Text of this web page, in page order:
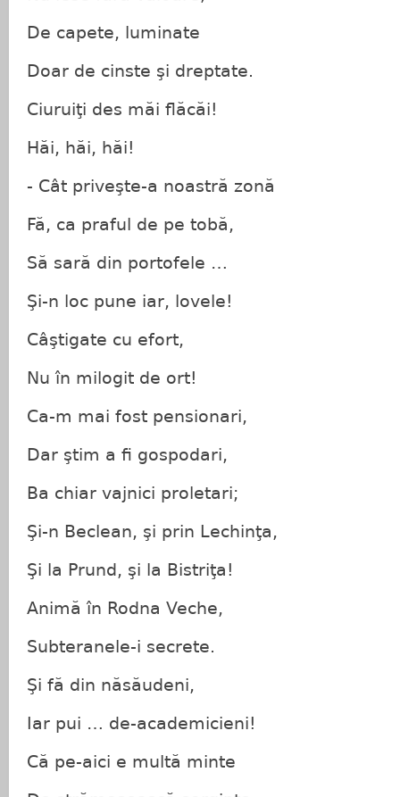
De capete, luminate
Doar de cinste şi dreptate.
Ciuruiţi des măi flăcăi!
Hăi, hăi, hăi!
- Cât priveşte-a noastră zonă
Fă, ca praful de pe tobă,
Să sară din portofele …
Şi-n loc pune iar, lovele!
Câştigate cu efort,
Nu în milogit de ort!
Ca-m mai fost pensionari,
Dar ştim a fi gospodari,
Ba chiar vajnici proletari;
Şi-n Beclean, şi prin Lechinţa,
Şi la Prund, şi la Bistriţa!
Animă în Rodna Veche,
Subteranele-i secrete.
Şi fă din năsăudeni,
Iar pui … de-academicieni!
Că pe-aici e multă minte